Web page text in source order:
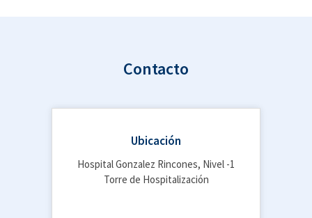
Contacto
Ubicación
Hospital Gonzalez Rincones, Nivel -1
Torre de Hospitalización